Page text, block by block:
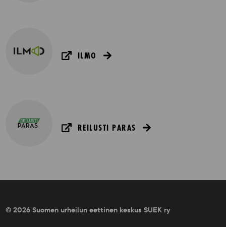
ILMO
REILUSTI PARAS
© 2026 Suomen urheilun eettinen keskus SUEK ry